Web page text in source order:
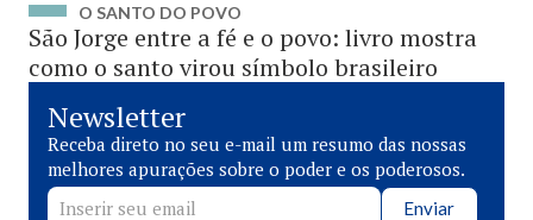
O SANTO DO POVO
São Jorge entre a fé e o povo: livro mostra
como o santo virou símbolo brasileiro
Newsletter
Receba direto no seu e-mail um resumo das nossas
melhores apurações sobre o poder e os poderosos.
Enviar